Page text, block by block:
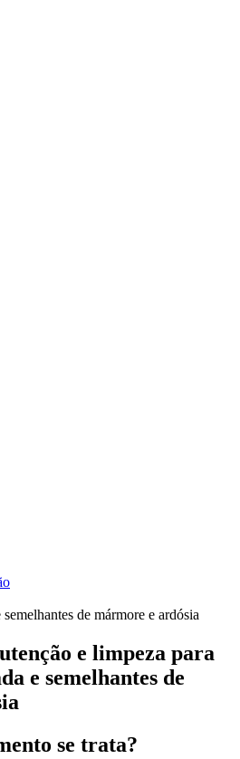
de mármore e ardósia
e limpeza para
e semelhantes de
se trata?